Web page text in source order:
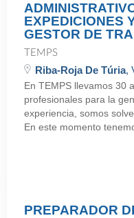
EXPEDICIONES
GESTOR DE
TEMPS
Riba-Roja De Túria,
En TEMPS llevamos 30
profesionales para la
experiencia, somos
En este momento
PREPARADOR